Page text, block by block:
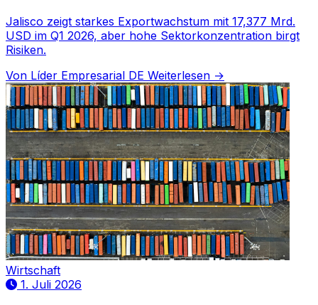
Jalisco zeigt starkes Exportwachstum mit 17,377 Mrd.
USD im Q1 2026, aber hohe Sektorkonzentration birgt
Risiken.
Von Líder Empresarial DE Weiterlesen →
Wirtschaft
1. Juli 2026